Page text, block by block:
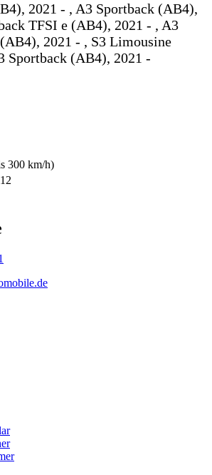
2021 - , A3 Sportback (AB4),
TFSI e (AB4), 2021 - , A3
2021 - , S3 Limousine
Sportback (AB4), 2021 -
300 km/h)